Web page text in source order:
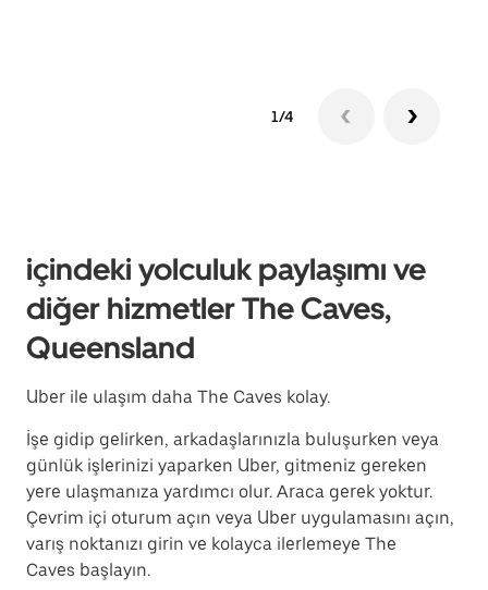
1/4
içindeki yolculuk paylaşımı ve
diğer hizmetler The Caves,
Queensland
Uber ile ulaşım daha The Caves kolay.
İşe gidip gelirken, arkadaşlarınızla buluşurken veya
günlük işlerinizi yaparken Uber, gitmeniz gereken
yere ulaşmanıza yardımcı olur. Araca gerek yoktur.
Çevrim içi oturum açın veya Uber uygulamasını açın,
varış noktanızı girin ve kolayca ilerlemeye The
Caves başlayın.